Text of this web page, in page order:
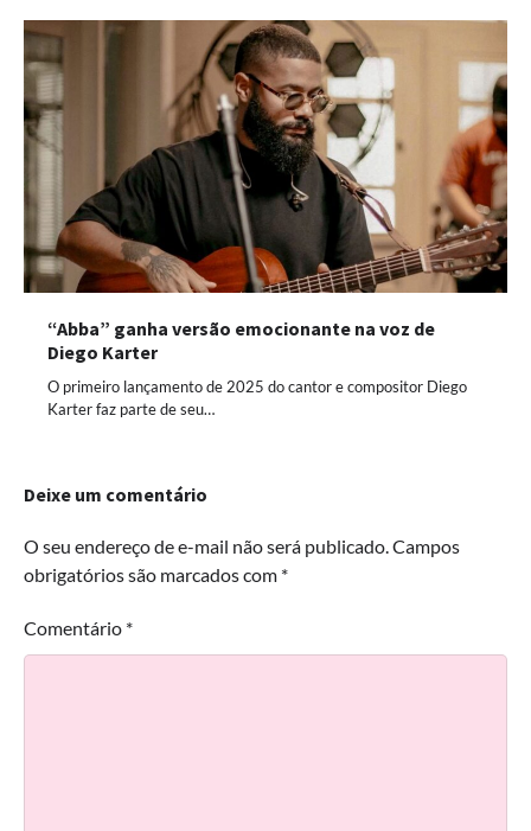
“Abba” ganha versão emocionante na voz de
Diego Karter
O primeiro lançamento de 2025 do cantor e compositor Diego
Karter faz parte de seu…
Deixe um comentário
O seu endereço de e-mail não será publicado.Campos
obrigatórios são marcados com *
Comentário *